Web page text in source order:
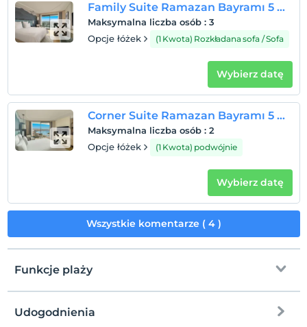
Family Suite Ramazan Bayramı 5 Gecelik Paket
Maksymalna liczba osób : 3
Opcje łóżek
(1 Kwota) Rozkładana sofa / Sofa
Wybierz datę
Corner Suite Ramazan Bayramı 5 Gecelik Paket
Maksymalna liczba osób : 2
Opcje łóżek
(1 Kwota) podwójnie
Wybierz datę
Wszystkie komentarze ( 4 )
Funkcje plaży
Przy plaży
Udogodnienia